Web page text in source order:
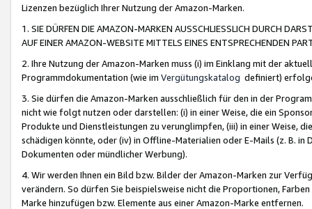
Lizenzen bezüglich Ihrer Nutzung der Amazon-Marken.
1. SIE DÜRFEN DIE AMAZON-MARKEN AUSSCHLIESSLICH DURCH
AUF EINER AMAZON-WEBSITE MITTELS EINES ENTSPRECHENDEN
2. Ihre Nutzung der Amazon-Marken muss (i) im Einklang mit der
Programmdokumentation (wie im Vergütungskatalog definiert)
3. Sie dürfen die Amazon-Marken ausschließlich für den in der
nicht wie folgt nutzen oder darstellen: (i) in einer Weise, die ein
Produkte und Dienstleistungen zu verunglimpfen, (iii) in einer Weise,
schädigen könnte, oder (iv) in Offline-Materialien oder E-Mails (z. B. in
Dokumenten oder mündlicher Werbung).
4. Wir werden Ihnen ein Bild bzw. Bilder der Amazon-Marken zur
verändern. So dürfen Sie beispielsweise nicht die Proportionen,
Marke hinzufügen bzw. Elemente aus einer Amazon-Marke entfernen.